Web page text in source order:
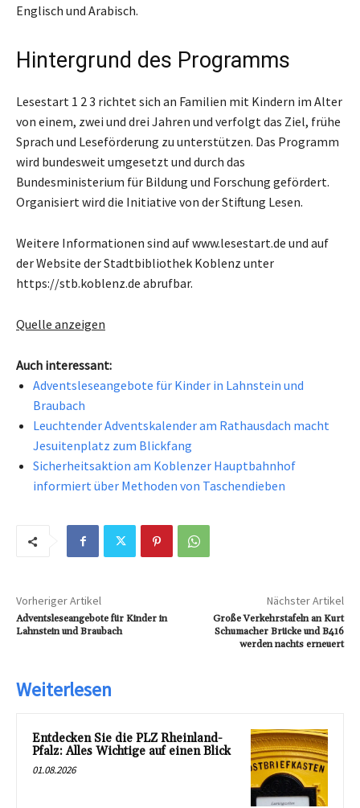
Englisch und Arabisch.
Hintergrund des Programms
Lesestart 1 2 3 richtet sich an Familien mit Kindern im Alter
von einem, zwei und drei Jahren und verfolgt das Ziel, frühe
Sprach und Leseförderung zu unterstützen. Das Programm
wird bundesweit umgesetzt und durch das
Bundesministerium für Bildung und Forschung gefördert.
Organisiert wird die Initiative von der Stiftung Lesen.
Weitere Informationen sind auf www.lesestart.de und auf
der Website der Stadtbibliothek Koblenz unter
https://stb.koblenz.de abrufbar.
Quelle anzeigen
Auch interessant:
Adventsleseangebote für Kinder in Lahnstein und
Braubach
Leuchtender Adventskalender am Rathausdach macht
Jesuitenplatz zum Blickfang
Sicherheitsaktion am Koblenzer Hauptbahnhof
informiert über Methoden von Taschendieben
Vorheriger Artikel
Adventsleseangebote für Kinder in
Lahnstein und Braubach
Nächster Artikel
Große Verkehrstafeln an Kurt
Schumacher Brücke und B416
werden nachts erneuert
Weiterlesen
Entdecken Sie die PLZ Rheinland-
Pfalz: Alles Wichtige auf einen Blick
01.08.2026